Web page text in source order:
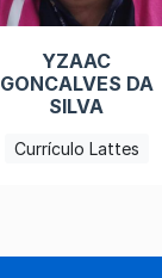
YZAAC
GONCALVES DA
SILVA
Currículo Lattes